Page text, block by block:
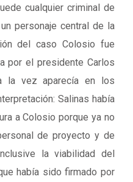
cualquier criminal de
personaje central de la
del caso Colosio fue
por el presidente Carlos
la vez aparecía en los
Salinas había
a Colosio porque ya no
de proyecto y de
la viabilidad del
había sido firmado por